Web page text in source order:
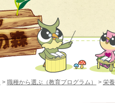
> 職種から選ぶ（教育プログラム） > 栄